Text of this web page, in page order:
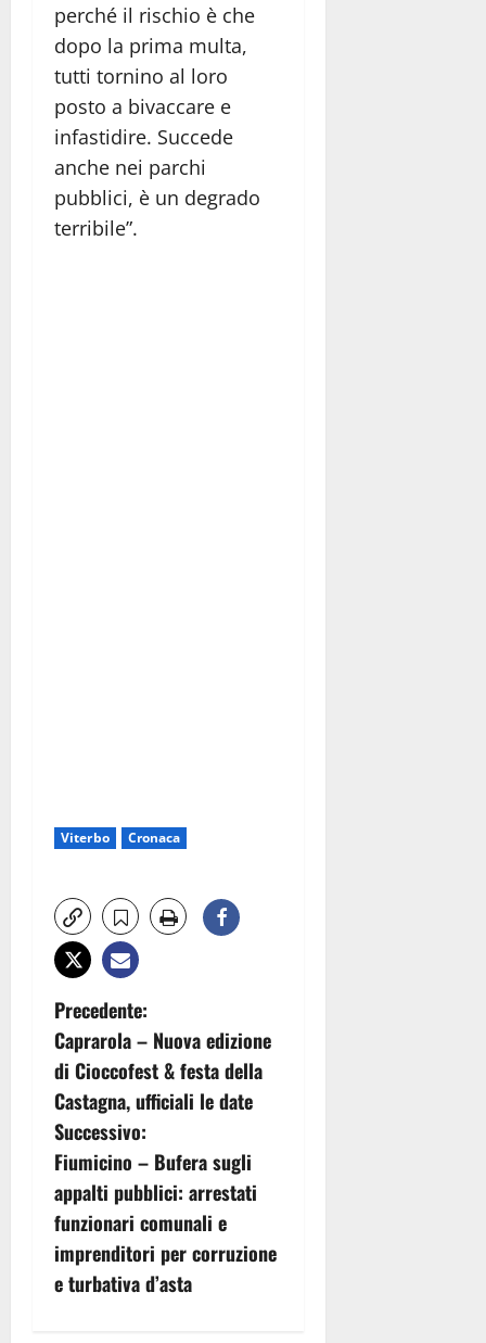
perché il rischio è che
dopo la prima multa,
tutti tornino al loro
posto a bivaccare e
infastidire. Succede
anche nei parchi
pubblici, è un degrado
terribile”.
Viterbo Cronaca
N
a
v
i
g
a
z
Precedente:
Caprarola – Nuova edizione
di Cioccofest & festa della
Castagna, ufficiali le date
Successivo:
Fiumicino – Bufera sugli
appalti pubblici: arrestati
funzionari comunali e
imprenditori per corruzione
e turbativa d’asta